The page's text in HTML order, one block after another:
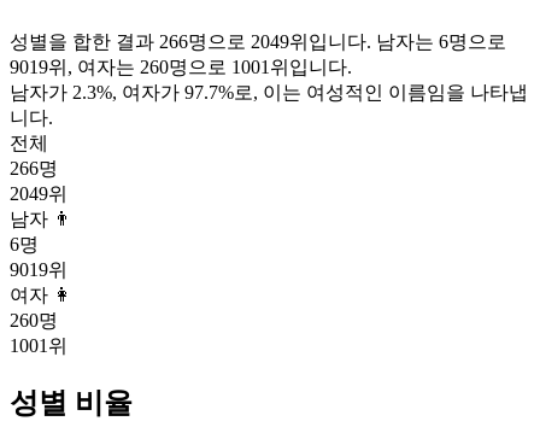
성별을 합한 결과 266명으로 2049위입니다. 남자는 6명으로
9019위, 여자는 260명으로 1001위입니다.
남자가 2.3%, 여자가 97.7%로, 이는 여성적인 이름임을 나타냅
니다.
전체
266명
2049위
남자 👨
6명
9019위
여자 👩
260명
1001 위
성별 비율